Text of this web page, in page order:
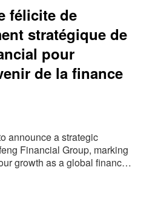
félicite de
stratégique de
pour
de la finance
announce a strategic
Financial Group, marking
growth as a global financial